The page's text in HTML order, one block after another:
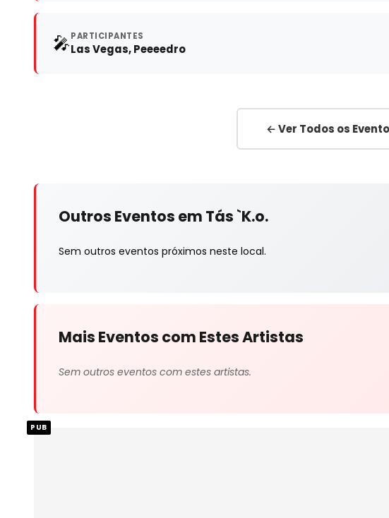
🎤PARTICIPANTES
Las Vegas, Peeeedro
← Ver Todos os
Outros Eventos em Tás `K.o.
Sem outros eventos próximos neste local.
Mais Eventos com Estes Artistas
Sem outros eventos com estes artistas.
PUB